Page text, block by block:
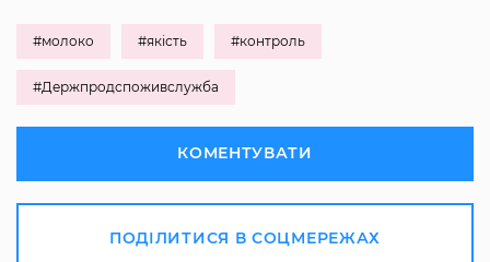
#молоко #якість #контроль
#Держпродспоживслужба
КОМЕНТУВАТИ
ПОДІЛИТИСЯ В СОЦМЕРЕЖАХ